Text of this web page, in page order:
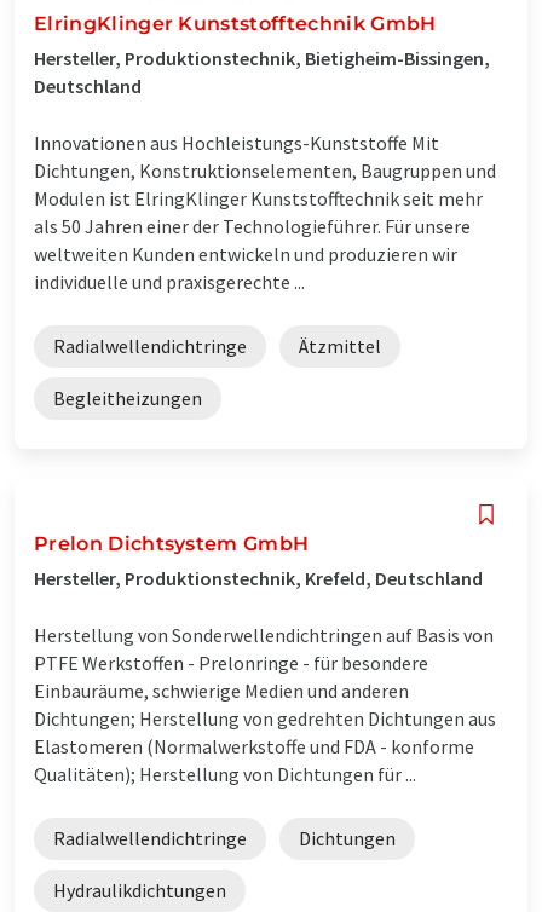
ElringKlinger Kunststofftechnik GmbH
Hersteller, Produktionstechnik, Bietigheim-Bissingen,
Deutschland
Innovationen aus Hochleistungs-Kunststoffe Mit
Dichtungen, Konstruktionselementen, Baugruppen und
Modulen ist ElringKlinger Kunststofftechnik seit mehr
als 50 Jahren einer der Technologieführer. Für unsere
weltweiten Kunden entwickeln und produzieren wir
individuelle und praxisgerechte ...
Radialwellendichtringe Ätzmittel
Begleitheizungen
Prelon Dichtsystem GmbH
Hersteller, Produktionstechnik, Krefeld, Deutschland
Herstellung von Sonderwellendichtringen auf Basis von
PTFE Werkstoffen - Prelonringe - für besondere
Einbauräume, schwierige Medien und anderen
Dichtungen; Herstellung von gedrehten Dichtungen aus
Elastomeren (Normalwerkstoffe und FDA - konforme
Qualitäten); Herstellung von Dichtungen für ...
Radialwellendichtringe Dichtungen
Hydraulikdichtungen